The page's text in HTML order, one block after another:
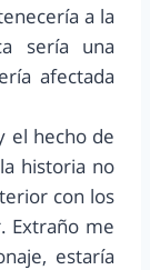
a la
sería una
afectada
el hecho de
historia no
con los
Extraño me
estaría